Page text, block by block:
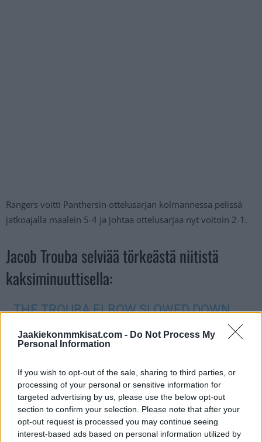
Jaakiekonmmkisat.com - Do Not Process My
Personal Information
If you wish to opt-out of the sale, sharing to third parties, or
processing of your personal or sensitive information for
targeted advertising by us, please use the below opt-out
section to confirm your selection. Please note that after your
opt-out request is processed you may continue seeing
interest-based ads based on personal information utilized by
Rangers voitti Panthersin ottelusarjan kolmannessa pelissä
jatkoajalla maalein 5-4 ja johtaa ottelusarjaa nyt voitoin 2-1.
Jacob Trouba selviää törkeästä niitistä
kaksiminuuttisella:
THE TROUBA ELBOW SLOWED DOWN.
CAN’T BELIEVE THIS WAS ONLY 2.
UNREAL
PIC.TWITTER.COM/PRSY3IFLMY
— Drew Livingstone (@ProducerDrew_)May 26, 2024
Jos video ei näy, voit katsoa sentästä.